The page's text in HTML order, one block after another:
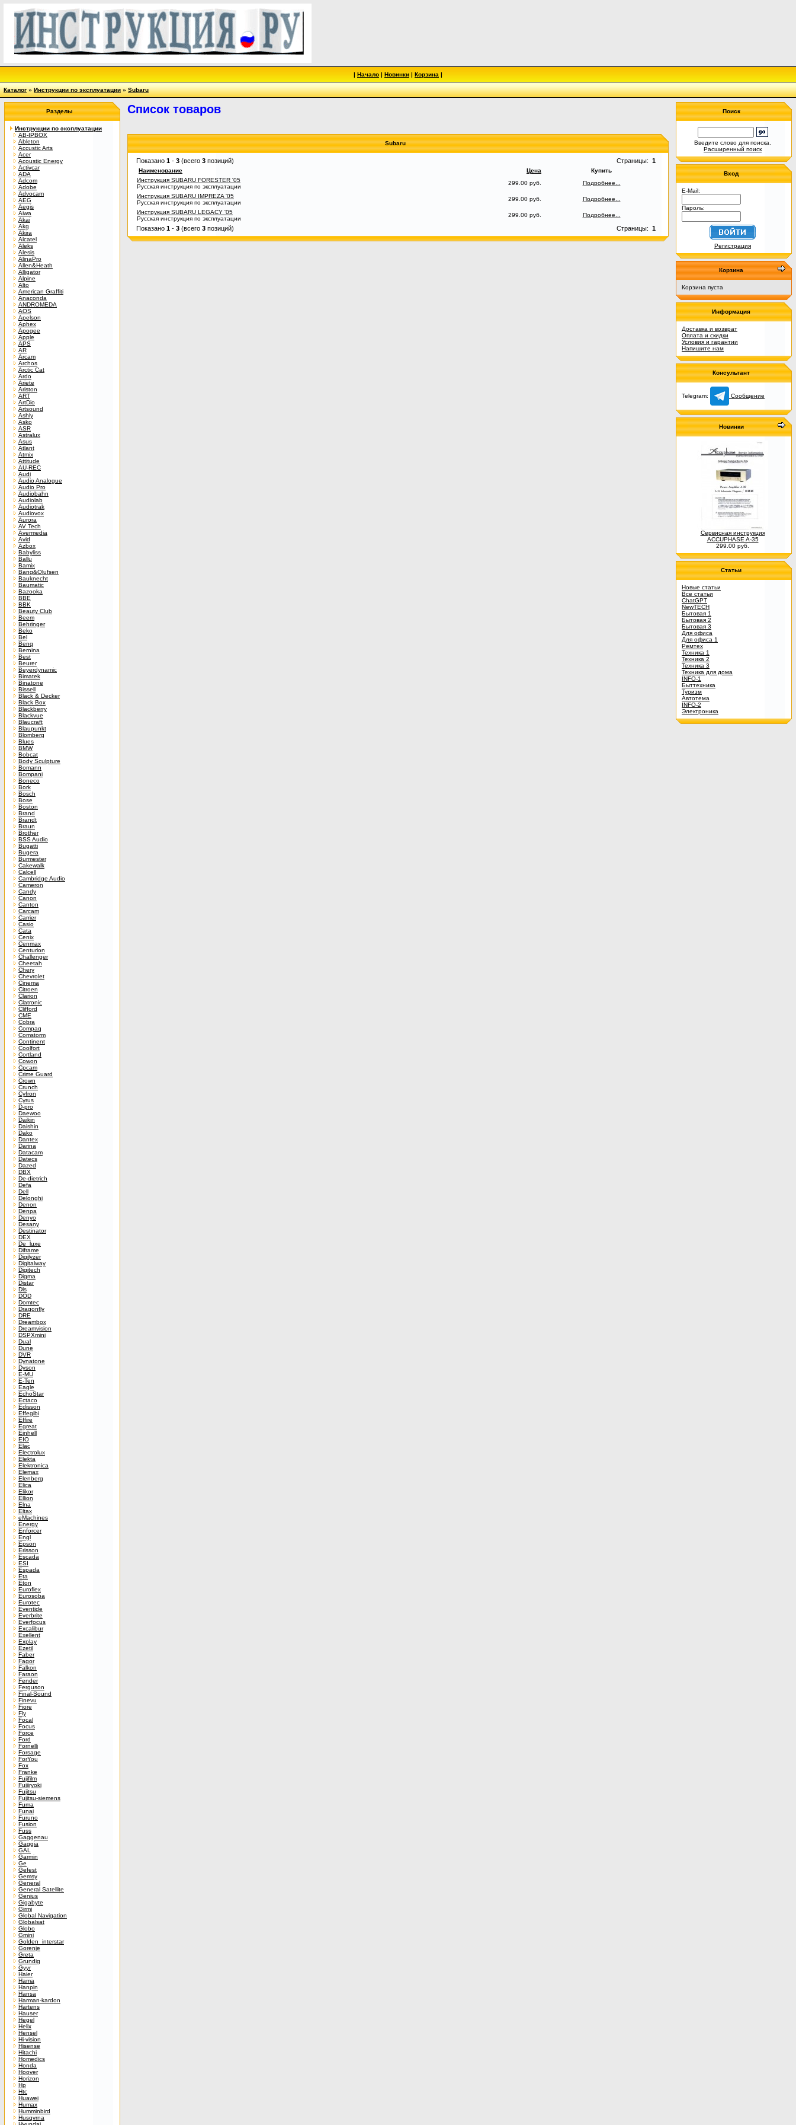
| Начало | Новинки | Корзина |
Каталог»Инструкции по эксплуатации»Subaru
Разделы
Инструкции по эксплуатации
AB-IPBOX
Ableton
Accustic Arts
Acer
Acoustic Energy
Activcar
ADA
Adcom
Adobe
Advocam
AEG
Aegis
Aiwa
Akai
Akg
Akira
Alcatel
Aleks
Alesis
AlinaPro
Allen&Heath
Alligator
Alpine
Alto
American Graffiti
Anaconda
ANDROMEDA
AOS
Apelson
Aphex
Apogee
Apple
APS
AR
Arcam
Archos
Arctic Cat
Ardo
Ariete
Ariston
ART
ArtDio
Artsound
Ashly
Asko
ASR
Astralux
Asus
Atlant
Atmix
Attitude
AU-REC
Audi
Audio Analogue
Audio Pro
Audiobahn
Audiolab
Audiotrak
Audiovox
Aurora
AV Tech
Avermedia
Avid
Azbox
Babyliss
Ballu
Bamix
Bang&Olufsen
Bauknecht
Baumatic
Bazooka
BBE
BBK
Beauty Club
Beem
Behringer
Beko
Bel
Benq
Bernina
Best
Beurer
Beyerdynamic
Bimatek
Binatone
Bissell
Black & Decker
Black Box
Blackberry
Blackvue
Blaucraft
Blaupunkt
Blomberg
Blues
BMW
Bobcat
Body Sculpture
Bomann
Bompani
Boneco
Bork
Bosch
Bose
Boston
Brand
Brandt
Braun
Brother
BSS Audio
Bugatti
Bugera
Burmester
Cakewalk
Calcell
Cambridge Audio
Cameron
Candy
Canon
Canton
Carcam
Carrier
Casio
Cata
Cenix
Cenmax
Centurion
Challenger
Cheetah
Chery
Chevrolet
Cinema
Citroen
Clarion
Clatronic
Clifford
CME
Cobra
Compaq
Comstorm
Continent
Coolfort
Cortland
Cowon
Cpcam
Crime Guard
Crown
Crunch
Cyfron
Cyrus
D-pro
Daewoo
Daikin
Daishin
Dako
Dantex
Darina
Datacam
Datecs
Dazed
DBX
De-dietrich
Defa
Dell
Delonghi
Denon
Denpa
Denyo
Desany
Destinator
DEX
De_luxe
Diframe
Digilyzer
Digitalway
Digitech
Digma
Distar
Dls
DOD
Domtec
Dragonfly
DRE
Dreambox
Dreamvision
DSPXmini
Dual
Dune
DVR
Dynatone
Dyson
E-MU
E-Ten
Eagle
EchoStar
Ectaco
Edisson
Effegibi
Effire
Egreat
Einhell
EIO
Elac
Electrolux
Elekta
Elektronica
Elemax
Elenberg
Elica
Elikor
Ellion
Elna
Eltax
eMachines
Energy
Enforcer
Engl
Epson
Erisson
Escada
ESI
Espada
Eta
Eton
Euroflex
Eurosoba
Eurotec
Eventide
Everbrite
Everfocus
Excalibur
Exellent
Explay
Ezetil
Faber
Fagor
Falkon
Faraon
Fender
Ferguson
Final-Sound
Finevu
Fiore
Fly
Focal
Focus
Force
Ford
Fornelli
Forsage
ForYou
Fox
Franke
Fujifilm
Fujiiryoki
Fujitsu
Fujitsu-siemens
Fuma
Funai
Furuno
Fusion
Fuss
Gaggenau
Gaggia
GAL
Garmin
Ge
Gefest
Gemsy
General
General Satellite
Genius
Gigabyte
Girmi
Global Navigation
Globalsat
Globo
Gmini
Golden_interstar
Gorenje
Greta
Grundig
Gyyr
Haier
Hama
Hanpin
Hansa
Harman-kardon
Hartens
Hauser
Hegel
Helix
Hensel
Hi-vision
Hisense
Hitachi
Homedics
Honda
Hoover
Horizon
Hp
Htc
Huawei
Humax
Humminbird
Husqvrna
Список товаров
Subaru
Показано 1 - 3 (всего 3 позиций) Страницы: 1
Наименование Цена
Купить
Инструкция SUBARU FORESTER '05
Русская инструкция по эксплуатации
299.00 руб.
Подробнее...
Инструкция SUBARU IMPREZA '05
Русская инструкция по эксплуатации
299.00 руб.
Подробнее...
Инструкция SUBARU LEGACY '05
Русская инструкция по эксплуатации
299.00 руб. Подробнее...
Показано 1 - 3 (всего 3 позиций) Страницы: 1
Поиск
Введите слово для поиска.
Расширенный поиск
Вход
E-Mail:
Пароль:
Регистрация
Корзина
Корзина пуста
Информация
Доставка и возврат
Оплата и скидки
Условия и гарантии
Напишите нам
Консультант
Telegram: Сообщение
Новинки
Сервисная инструкция
ACCUPHASE A-35
299.00 руб.
Статьи
Новые статьи
Все статьи
ChatGPT
NewTECH
Бытовая 1
Бытовая 2
Бытовая 3
Для офиса
Для офиса 1
Ремтех
Техника 1
Техника 2
Техника 3
Техника для дома
INFO-1
Быттехника
Туризм
Автотема
INFO-2
Электроника